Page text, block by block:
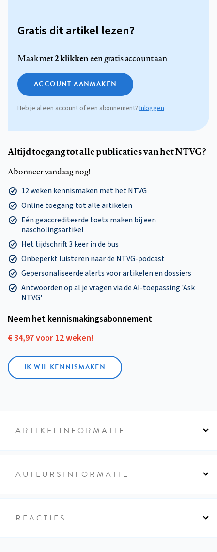
Gratis dit artikel lezen?
Maak met2 klikkeneen gratis account aan
ACCOUNT AANMAKEN
Heb je al een account of een abonnement?Inloggen
Altijd toegang tot alle publicaties van het NTVG?
Abonneer vandaag nog!
12 weken kennismaken met het NTVG
Online toegang tot alle artikelen
Eén geaccrediteerde toets maken bij een
nascholingsartikel
Het tijdschrift 3 keer in de bus
Onbeperkt luisteren naar de NTVG-podcast
Gepersonaliseerde alerts voor artikelen en dossiers
Antwoorden op al je vragen via de AI-toepassing 'Ask
NTVG'
Neem het kennismakings­abonnement
€ 34,97 voor 12 weken!
IK WIL KENNISMAKEN
ARTIKELINFORMATIE
AUTEURSINFORMATIE
REACTIES